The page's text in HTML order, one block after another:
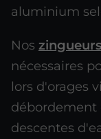
aluminium
Nos zingueurs
nécessaires
lors d'orages
débordement
descentes